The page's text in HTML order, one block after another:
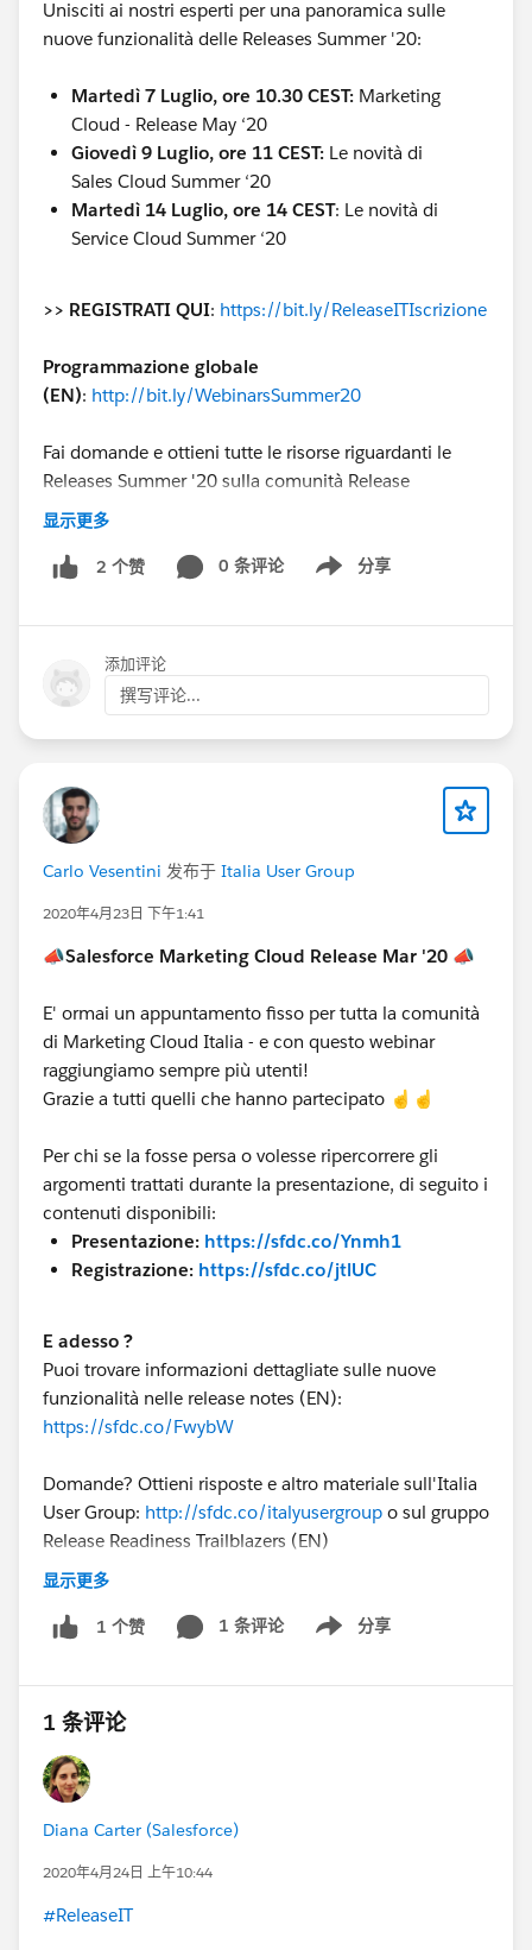
Unisciti ai nostri esperti per una panoramica sulle
nuove funzionalità delle Releases Summer '20:
Martedì 7 Luglio, ore 10.30 CEST: Marketing
Cloud - Release May ‘20
Giovedì 9 Luglio, ore 11 CEST: Le novità di
Sales Cloud Summer ‘20
Martedì 14 Luglio, ore 14 CEST: Le novità di
Service Cloud Summer ‘20
>> REGISTRATI QUI: https://bit.ly/ReleaseITIscrizione
Programmazione globale
(EN): http://bit.ly/WebinarsSummer20
Fai domande e ottieni tutte le risorse riguardanti le
Releases Summer '20 sulla comunità Release
Readiness Trailblazers:
Group:http://sfdc.co/italyusergroup
#ReleaseIT #ReleaseGlobal
显示更多
2 个赞 0 条评论 分享
Show menu
添加评论
撰写评论...
Carlo Vesentini 发布于 Italia User Group
2020年4月23日 下午1:41
📣Salesforce Marketing Cloud Release Mar '20 📣
E' ormai un appuntamento fisso per tutta la comunità
di Marketing Cloud Italia - e con questo webinar
raggiungiamo sempre più utenti!
Grazie a tutti quelli che hanno partecipato ☝️☝️
Per chi se la fosse persa o volesse ripercorrere gli
argomenti trattati durante la presentazione, di seguito i
contenuti disponibili:
Presentazione: https://sfdc.co/Ynmh1
Registrazione: https://sfdc.co/jtlUC
E adesso ?
Puoi trovare informazioni dettagliate sulle nuove
funzionalità nelle release notes (EN):
https://sfdc.co/FwybW
Domande? Ottieni risposte e altro materiale sull'Italia
User Group: http://sfdc.co/italyusergroup o sul gruppo
Release Readiness Trailblazers (EN)
:www.salesforce.com/success-releasereadiness
Grazie a tutti i presentatori!@Martina
##ReleaseIT
@Diana Carter
显示更多
1 个赞 1 条评论 分享
Show menu
1 条评论
Diana Carter (Salesforce)
2020年4月24日 上午10:44
#ReleaseIT